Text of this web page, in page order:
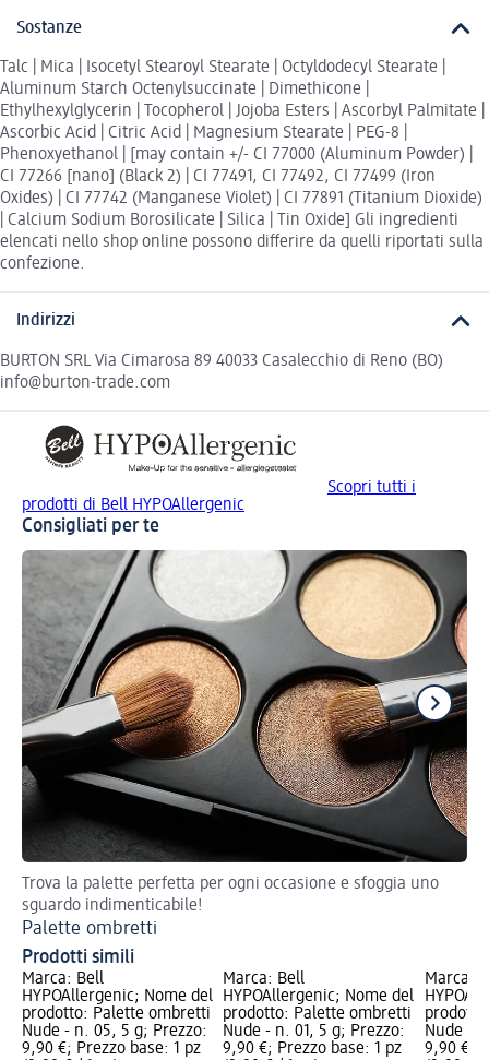
Sostanze
Talc | Mica | Isocetyl Stearoyl Stearate | Octyldodecyl Stearate |
Aluminum Starch Octenylsuccinate | Dimethicone |
Ethylhexylglycerin | Tocopherol | Jojoba Esters | Ascorbyl Palmitate |
Ascorbic Acid | Citric Acid | Magnesium Stearate | PEG-8 |
Phenoxyethanol | [may contain +/- CI 77000 (Aluminum Powder) |
CI 77266 [nano] (Black 2) | CI 77491, CI 77492, CI 77499 (Iron
Oxides) | CI 77742 (Manganese Violet) | CI 77891 (Titanium Dioxide)
| Calcium Sodium Borosilicate | Silica | Tin Oxide] Gli ingredienti
elencati nello shop online possono differire da quelli riportati sulla
confezione.
Indirizzi
BURTON SRL Via Cimarosa 89 40033 Casalecchio di Reno (BO)
info@burton-trade.com
Scopri tutti i
prodotti di Bell HYPOAllergenic
Consigliati per te
Trova la palette perfetta per ogni occasione e sfoggia uno
sguardo indimenticabile!
Palette ombretti
Prodotti simili
Marca: Bell
HYPOAllergenic; Nome del
prodotto: Palette ombretti
Nude - n. 05, 5 g; Prezzo:
9,90 €; Prezzo base: 1 pz
Marca: Bell
HYPOAllergenic; Nome del
prodotto: Palette ombretti
Nude - n. 01, 5 g; Prezzo:
9,90 €; Prezzo base: 1 pz
Marca:
Nude -
9,90 €;